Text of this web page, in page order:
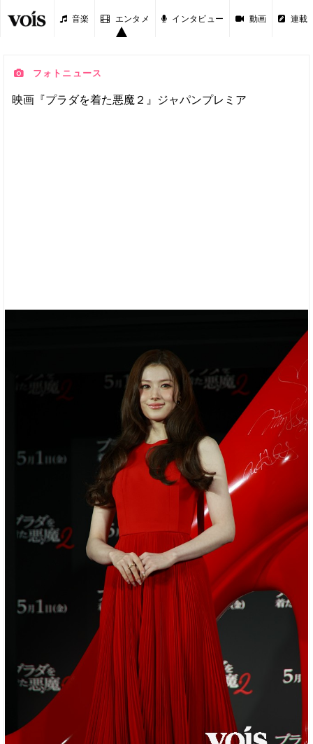
音楽 エンタメ インタビュー 動画 連載
フォトニュース
映画『プラダを着た悪魔２』ジャパンプレミア